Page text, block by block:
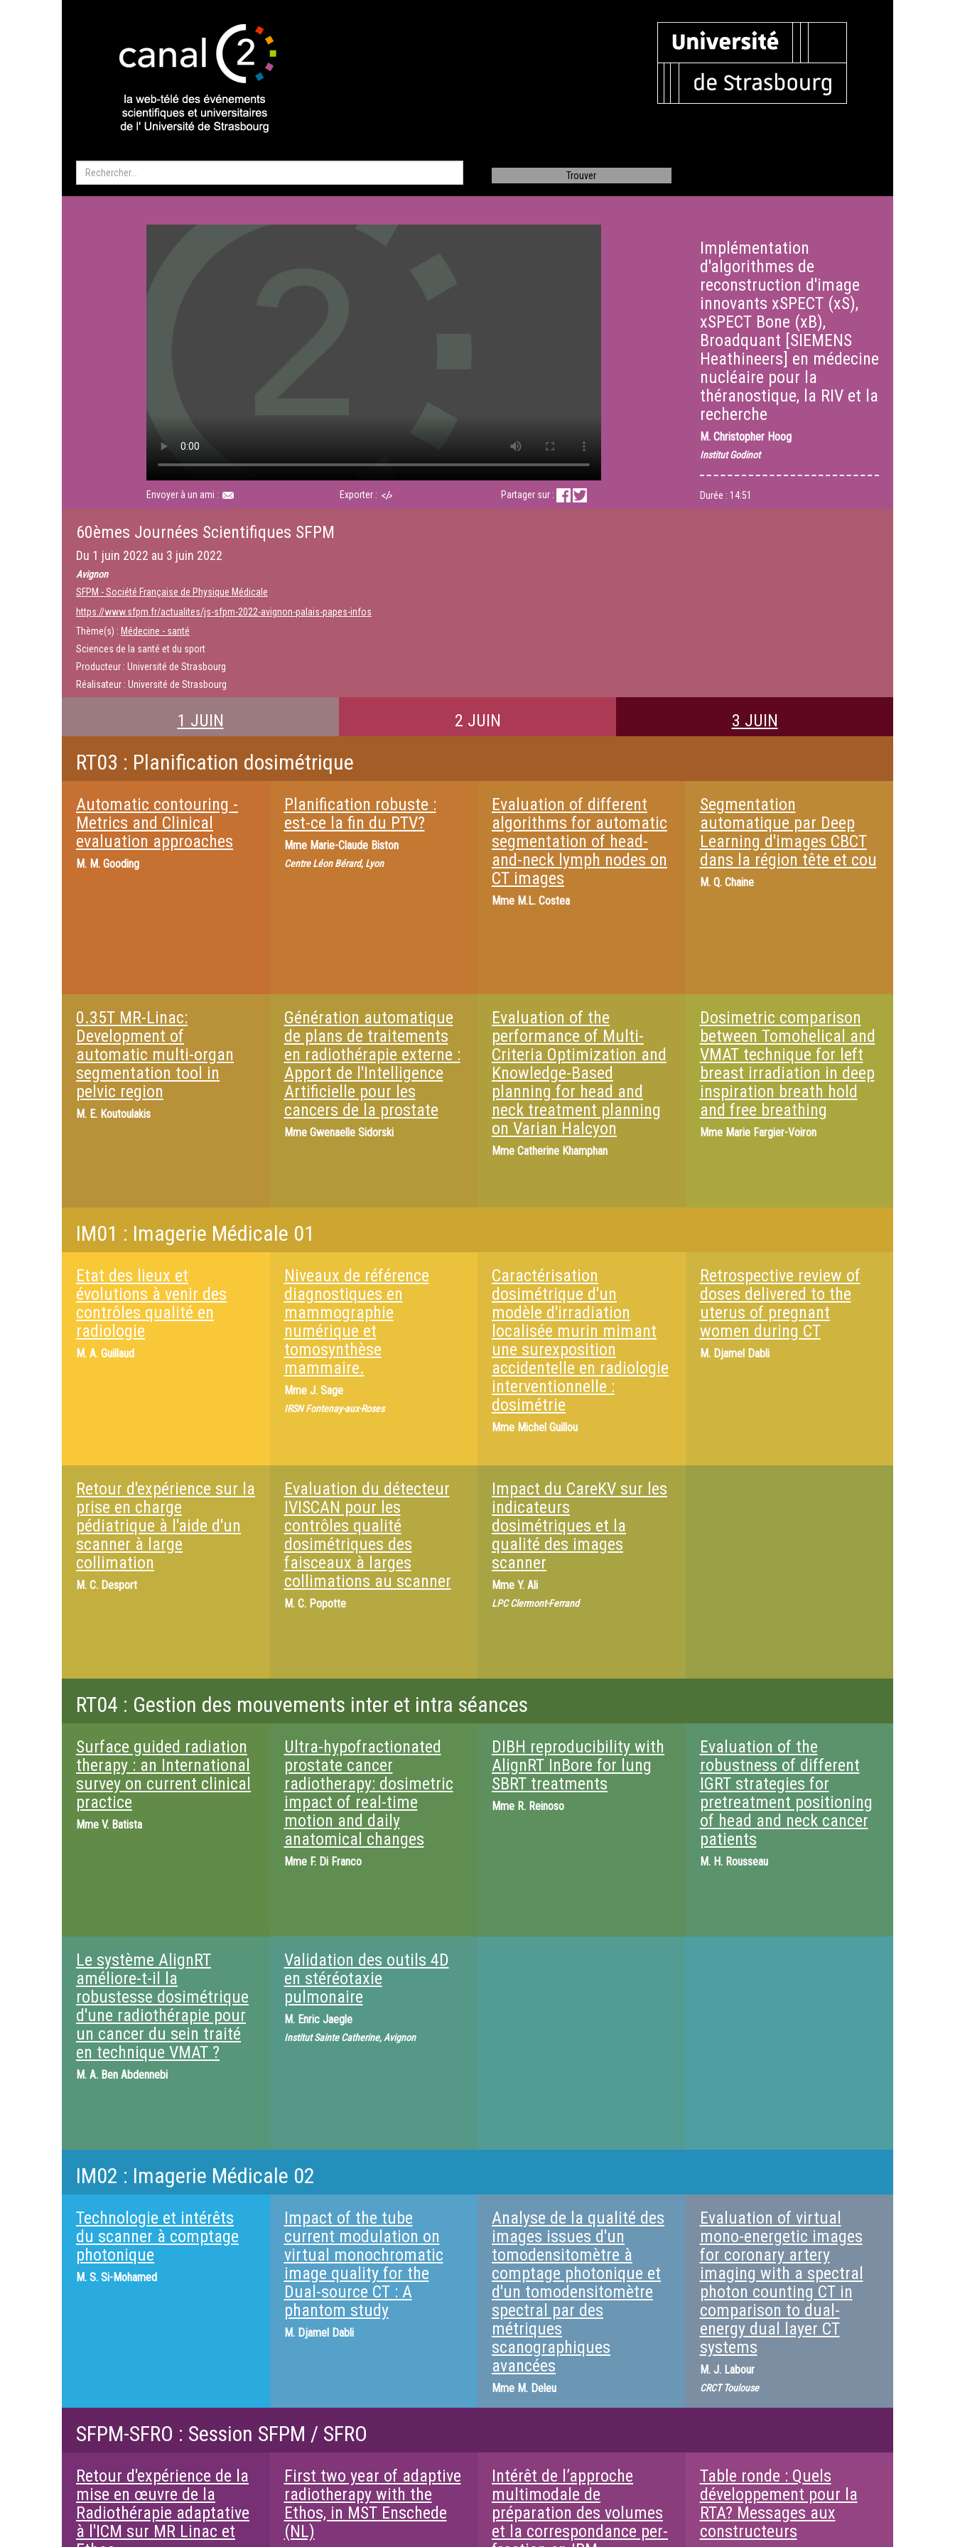
Envoyer à un ami : Exporter : Partager sur :
Implémentation
d'algorithmes de
reconstruction d'image
innovants xSPECT (xS),
xSPECT Bone (xB),
Broadquant [SIEMENS
Heathineers] en médecine
nucléaire pour la
théranostique, la RIV et la
recherche
M. Christopher Hoog
Institut Godinot
Durée : 14:51
60èmes Journées Scientifiques SFPM
Du 1 juin 2022 au 3 juin 2022
Avignon
SFPM - Société Française de Physique Médicale
https://www.sfpm.fr/actualites/js-sfpm-2022-avignon-palais-papes-infos
Thème(s) : Médecine - santé
Sciences de la santé et du sport
Producteur : Université de Strasbourg
Réalisateur : Université de Strasbourg
1 JUIN 2 JUIN 3 JUIN
RT03 : Planification dosimétrique
Automatic contouring -
Metrics and Clinical
evaluation approaches
M. M. Gooding
Planification robuste :
est-ce la fin du PTV?
Mme Marie-Claude Biston
Centre Léon Bérard, Lyon
Evaluation of different
algorithms for automatic
segmentation of head-
and-neck lymph nodes on
CT images
Mme M.L. Costea
Segmentation
automatique par Deep
Learning d'images CBCT
dans la région tête et cou
M. Q. Chaine
0.35T MR-Linac:
Development of
automatic multi-organ
segmentation tool in
pelvic region
M. E. Koutoulakis
Génération automatique
de plans de traitements
en radiothérapie externe :
Apport de l'Intelligence
Artificielle pour les
cancers de la prostate
Mme Gwenaelle Sidorski
Evaluation of the
performance of Multi-
Criteria Optimization and
Knowledge-Based
planning for head and
neck treatment planning
on Varian Halcyon
Mme Catherine Khamphan
Dosimetric comparison
between Tomohelical and
VMAT technique for left
breast irradiation in deep
inspiration breath hold
and free breathing
Mme Marie Fargier-Voiron
IM01 : Imagerie Médicale 01
Etat des lieux et
évolutions à venir des
contrôles qualité en
radiologie
M. A. Guillaud
Niveaux de référence
diagnostiques en
mammographie
numérique et
tomosynthèse
mammaire.
Mme J. Sage
IRSN Fontenay-aux-Roses
Caractérisation
dosimétrique d'un
modèle d'irradiation
localisée murin mimant
une surexposition
accidentelle en radiologie
interventionnelle :
dosimétrie
Mme Michel Guillou
Retrospective review of
doses delivered to the
uterus of pregnant
women during CT
M. Djamel Dabli
Retour d'expérience sur la
prise en charge
pédiatrique à l'aide d'un
scanner à large
collimation
M. C. Desport
Evaluation du détecteur
IVISCAN pour les
contrôles qualité
dosimétriques des
faisceaux à larges
collimations au scanner
M. C. Popotte
Impact du CareKV sur les
indicateurs
dosimétriques et la
qualité des images
scanner
Mme Y. Ali
LPC Clermont-Ferrand
RT04 : Gestion des mouvements inter et intra séances
Surface guided radiation
therapy : an International
survey on current clinical
practice
Mme V. Batista
Ultra-hypofractionated
prostate cancer
radiotherapy: dosimetric
impact of real-time
motion and daily
anatomical changes
Mme F. Di Franco
DIBH reproducibility with
AlignRT InBore for lung
SBRT treatments
Mme R. Reinoso
Evaluation of the
robustness of different
IGRT strategies for
pretreatment positioning
of head and neck cancer
patients
M. H. Rousseau
Le système AlignRT
améliore-t-il la
robustesse dosimétrique
d'une radiothérapie pour
un cancer du sein traité
en technique VMAT ?
M. A. Ben Abdennebi
Validation des outils 4D
en stéréotaxie
pulmonaire
M. Enric Jaegle
Institut Sainte Catherine, Avignon
IM02 : Imagerie Médicale 02
Technologie et intérêts
du scanner à comptage
photonique
M. S. Si-Mohamed
Impact of the tube
current modulation on
virtual monochromatic
image quality for the
Dual-source CT : A
phantom study
M. Djamel Dabli
Analyse de la qualité des
images issues d'un
tomodensitomètre à
comptage photonique et
d'un tomodensitomètre
spectral par des
métriques
scanographiques
avancées
Mme M. Deleu
Evaluation of virtual
mono-energetic images
for coronary artery
imaging with a spectral
photon counting CT in
comparison to dual-
energy dual layer CT
systems
M. J. Labour
CRCT Toulouse
SFPM-SFRO : Session SFPM / SFRO
Retour d'expérience de la
mise en œuvre de la
Radiothérapie adaptative
à l'ICM sur MR Linac et
First two year of adaptive
radiotherapy with the
Ethos, in MST Enschede
(NL)
Intérêt de l’approche
multimodale de
préparation des volumes
et la correspondance per-
Table ronde : Quels
développement pour la
RTA? Messages aux
constructeurs